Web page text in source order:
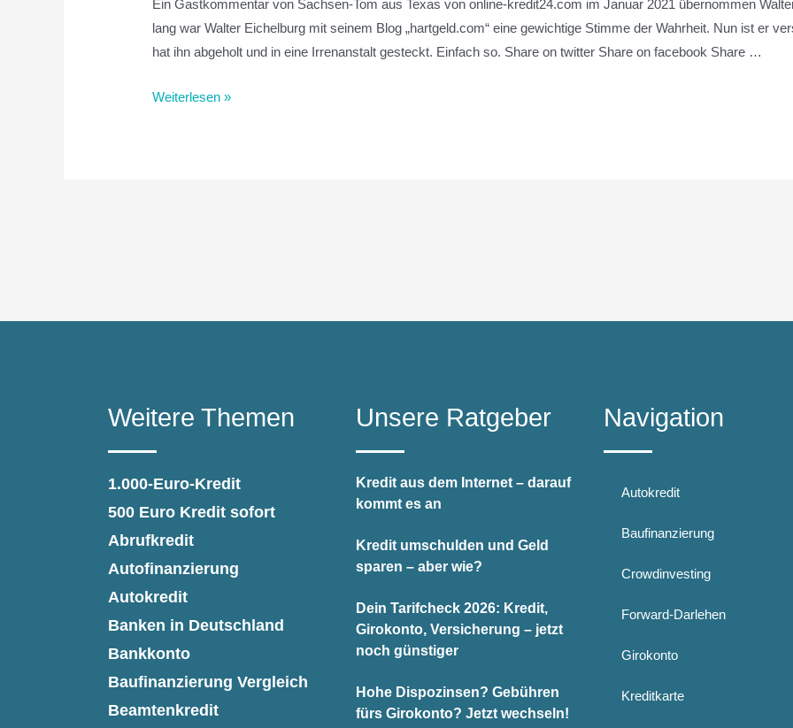
Ein Gastkommentar von Sachsen-Tom aus Texas von online-kredit24.com im Januar 2021 übernommen
lang war Walter Eichelburg mit seinem Blog „hartgeld.com“ eine gewichtige Stimme der Wahrheit. Nun ist er
hat ihn abgeholt und in eine Irrenanstalt gesteckt. Einfach so. Share on twitter Share on facebook Share …
Weiterlesen »
Weitere Themen
1.000-Euro-Kredit
500 Euro Kredit sofort
Abrufkredit
Autofinanzierung
Autokredit
Banken in Deutschland
Bankkonto
Baufinanzierung Vergleich
Beamtenkredit
Unsere Ratgeber
Kredit aus dem Internet – darauf
kommt es an
Kredit umschulden und Geld
sparen – aber wie?
Dein Tarifcheck 2026: Kredit,
Girokonto, Versicherung – jetzt
noch günstiger
Hohe Dispozinsen? Gebühren
fürs Girokonto? Jetzt wechseln!
Navigation
Autokredit
Baufinanzierung
Crowdinvesting
Forward-Darlehen
Girokonto
Kreditkarte